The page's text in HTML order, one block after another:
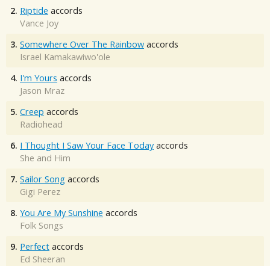
2. Riptide accords
Vance Joy
3. Somewhere Over The Rainbow accords
Israel Kamakawiwo'ole
4. I'm Yours accords
Jason Mraz
5. Creep accords
Radiohead
6. I Thought I Saw Your Face Today accords
She and Him
7. Sailor Song accords
Gigi Perez
8. You Are My Sunshine accords
Folk Songs
9. Perfect accords
Ed Sheeran